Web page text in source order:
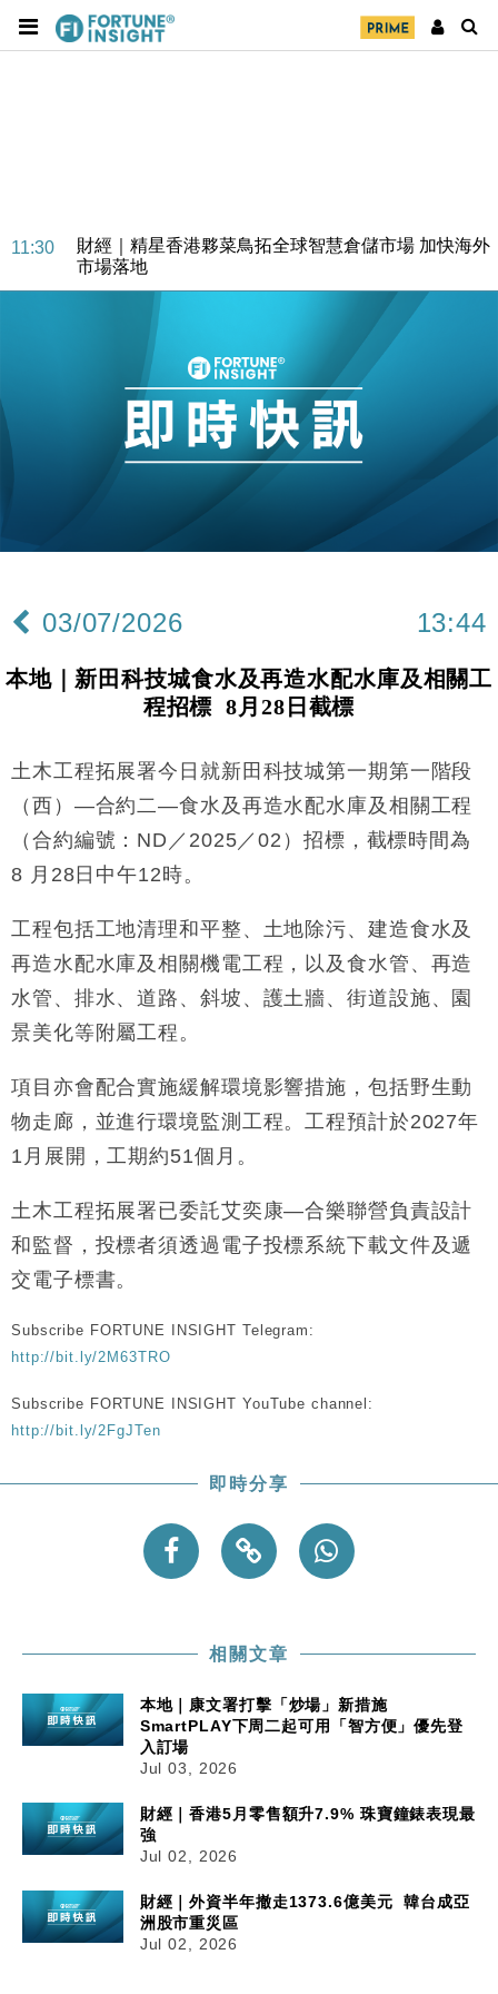
11:30
財經｜精星香港夥菜鳥拓全球智慧倉儲市場 加快海外
市場落地
地產｜大酒店中期轉賺2300萬元 斥21億翻新香港及
國際｜特朗普赴洛杉磯高球場活動前 男子攜槍彈被捕
財經｜香港7月PMI回落至51 企業擴張放慢兼縮減人
11:40
財經｜黑石傳再籌逾360億美元 支援Anthropic租用
財經｜美商務部擬擴大金屬關稅範圍 14類產品或加徵
17:40
財經｜本港6月零售額連升14個月 珠寶鐘錶銷售升勢
16:33
財經｜滙控重啟最多10億美元回購 派息比率目標維持
元以下
11:30
財經｜精星香港夥菜鳥拓全球智慧倉儲市場 加快海外
東京半島
12:30
財經｜香港7月PMI回落至51 企業擴張放慢兼縮減人
手
11:40
財經｜黑石傳再籌逾360億美元 支援Anthropic租用
Google晶片
10:57
財經｜美商務部擬擴大金屬關稅範圍 14類產品或加徵
25%
18:15
本地｜新世界K11 9月升級會員制度 增鉑金卡級別鎖
定高消費客群
最強
16:33
財經｜滙控重啟最多10億美元回購 派息比率目標維持
50%
元以下
03/07/2026 13:44
本地｜新田科技城食水及再造水配水庫及相關工
程招標 8月28日截標
土木工程拓展署今日就新田科技城第一期第一階段
（西）—合約二—食水及再造水配水庫及相關工程
（合約編號：ND／2025／02）招標，截標時間為
8 月28日中午12時。
工程包括工地清理和平整、土地除污、建造食水及
再造水配水庫及相關機電工程，以及食水管、再造
水管、排水、道路、斜坡、護土牆、街道設施、園
景美化等附屬工程。
項目亦會配合實施緩解環境影響措施，包括野生動
物走廊，並進行環境監測工程。工程預計於2027年
1月展開，工期約51個月。
土木工程拓展署已委託艾奕康—合樂聯營負責設計
和監督，投標者須透過電子投標系統下載文件及遞
交電子標書。
Subscribe FORTUNE INSIGHT Telegram:
http://bit.ly/2M63TRO
Subscribe FORTUNE INSIGHT YouTube channel:
http://bit.ly/2FgJTen
即時分享
相關文章
本地｜康文署打擊「炒場」新措施
SmartPLAY下周二起可用「智方便」優先登
入訂場
Jul 03, 2026
財經｜香港5月零售額升7.9% 珠寶鐘錶表現最
強
Jul 02, 2026
財經｜外資半年撤走1373.6億美元 韓台成亞
洲股市重災區
Jul 02, 2026